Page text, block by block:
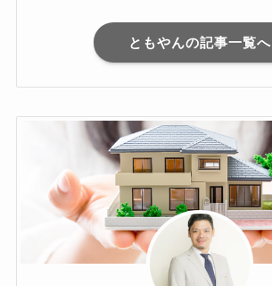
ともやんの記事一覧へ